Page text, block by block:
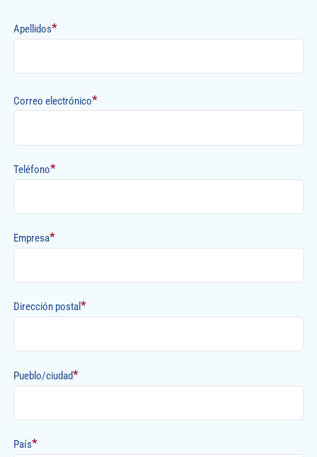
Apellidos*
Correo electrónico*
Teléfono*
Empresa*
Dirección postal*
Pueblo/ciudad*
País*